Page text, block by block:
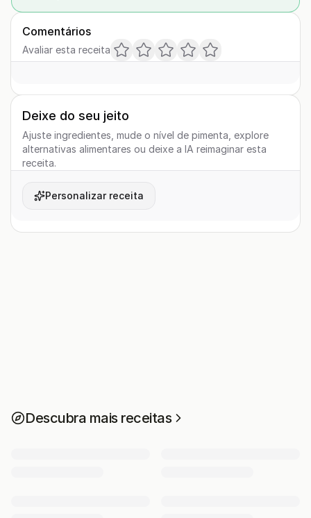
Comentários
Avaliar esta receita
Deixe do seu jeito
Ajuste ingredientes, mude o nível de pimenta, explore
alternativas alimentares ou deixe a IA reimaginar esta
receita.
Personalizar receita
Descubra mais receitas